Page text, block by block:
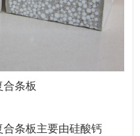
合条板
合条板主要由硅酸钙